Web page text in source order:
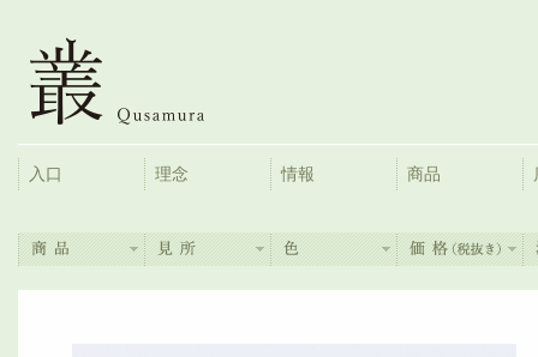
入口 理念 情報 商品